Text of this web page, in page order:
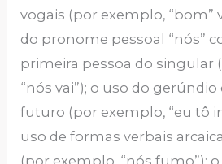
vogais (por exemplo, “bom”
do pronome pessoal “nós”
primeira pessoa do singular
“nós vai”); o uso do
futuro (por exemplo, “eu tô
uso de formas verbais